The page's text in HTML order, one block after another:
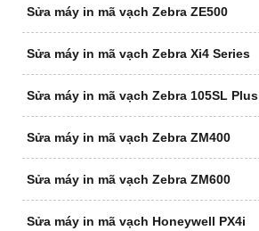
Sửa máy in mã vạch Zebra ZE500
Sửa máy in mã vạch Zebra Xi4 Series
Sửa máy in mã vạch Zebra 105SL Plus
Sửa máy in mã vạch Zebra ZM400
Sửa máy in mã vạch Zebra ZM600
Sửa máy in mã vạch Honeywell PX4i